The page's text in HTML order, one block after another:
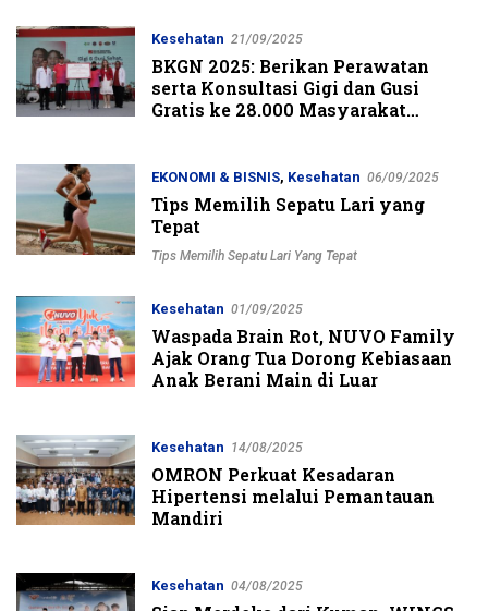
Kesehatan 21/09/2025
BKGN 2025: Berikan Perawatan
serta Konsultasi Gigi dan Gusi
Gratis ke 28.000 Masyarakat
EKONOMI & BISNIS, Kesehatan 06/09/2025
Tips Memilih Sepatu Lari yang
Tepat
Tips Memilih Sepatu Lari Yang Tepat
Kesehatan 01/09/2025
Waspada Brain Rot, NUVO Family
Ajak Orang Tua Dorong Kebiasaan
Anak Berani Main di Luar
Kesehatan 14/08/2025
OMRON Perkuat Kesadaran
Hipertensi melalui Pemantauan
Mandiri
Kesehatan 04/08/2025